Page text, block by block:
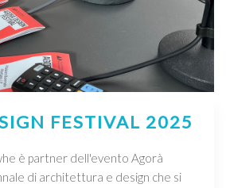
FESTIVAL 2025
è partner dell'evento Agorà
di architettura e design che si